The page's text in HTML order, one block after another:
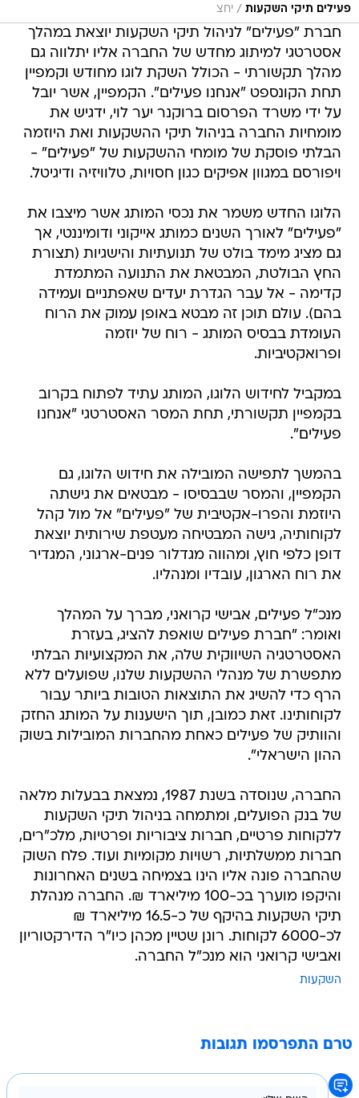
פעילים תיקי השקעות / יחצ
חברת "פעילים" לניהול תיקי השקעות יוצאת במהלך
אסטרטגי למיתוג מחדש של החברה אליו יתלווה גם
מהלך תקשורתי - הכולל השקת לוגו מחודש וקמפיין
תחת הקונספט "אנחנו פעילים". הקמפיין, אשר יובל
על ידי משרד הפרסום ברוקנר יער לוי, ידגיש את
מומחיות החברה בניהול תיקי ההשקעות ואת היוזמה
הבלתי פוסקת של מומחי ההשקעות של "פעילים" -
ויפורסם במגוון אפיקים כגון חסויות, טלוויזיה ודיגיטל.
הלוגו החדש משמר את נכסי המותג אשר מיצבו את
"פעילים" לאורך השנים כמותג אייקוני ודומיננטי, אך
גם מציג מימד בולט של תנועתיות והישגיות (תצורת
החץ הבולטת, המבטאת את התנועה המתמדת
קדימה - אל עבר הגדרת יעדים שאפתניים ועמידה
בהם). עולם תוכן זה מבטא באופן עמוק את הרוח
העומדת בבסיס המותג - רוח של יוזמה
ופרואקטיביות.
במקביל לחידוש הלוגו, המותג עתיד לפתוח בקרוב
בקמפיין תקשורתי, תחת המסר האסטרטגי "אנחנו
פעילים".
בהמשך לתפישה המובילה את חידוש הלוגו, גם
הקמפיין, והמסר שבבסיסו - מבטאים את גישתה
היוזמת והפרו-אקטיבית של "פעילים" אל מול קהל
לקוחותיה, גישה המבטיחה מעטפת שירותית יוצאת
דופן כלפי חוץ, ומהווה מגדלור פנים-ארגוני, המגדיר
את רוח הארגון, עובדיו ומנהליו.
מנכ"ל פעילים, אבישי קרואני, מברך על המהלך
ואומר: "חברת פעילים שואפת להציג, בעזרת
האסטרטגיה השיווקית שלה, את המקצועיות הבלתי
מתפשרת של מנהלי ההשקעות שלנו, שפועלים ללא
הרף כדי להשיג את התוצאות הטובות ביותר עבור
לקוחותינו. זאת כמובן, תוך הישענות על המותג החזק
והוותיק של פעילים כאחת מהחברות המובילות בשוק
ההון הישראלי".
החברה, שנוסדה בשנת 1987, נמצאת בבעלות מלאה
של בנק הפועלים, ומתמחה בניהול תיקי השקעות
ללקוחות פרטיים, חברות ציבוריות ופרטיות, מלכ"רים,
חברות ממשלתיות, רשויות מקומיות ועוד. פלח השוק
שהחברה פונה אליו הינו בצמיחה בשנים האחרונות
והיקפו מוערך בכ-100 מיליארד ₪. החברה מנהלת
תיקי השקעות בהיקף של כ-16.5 מיליארד ₪
לכ-6000 לקוחות. רונן שטיין מכהן כיו"ר הדירקטוריון
ואבישי קרואני הוא מנכ"ל החברה.
השקעות
טרם התפרסמו תגובות